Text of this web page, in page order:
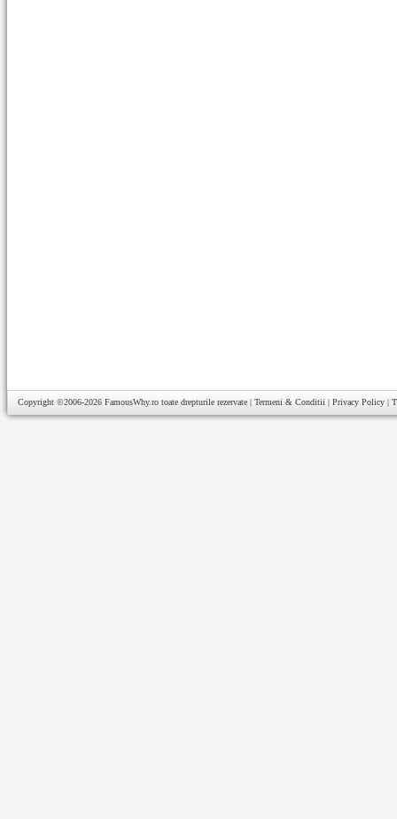
Copyright ©2006-2026 FamousWhy.ro toate drepturile rezervate | Termeni & Conditii | Privacy Policy |